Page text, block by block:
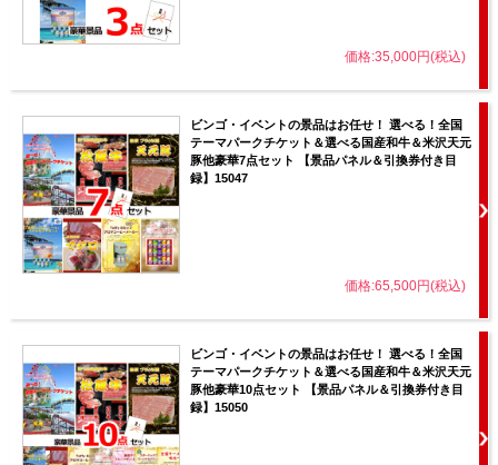
価格:35,000円(税込)
ビンゴ・イベントの景品はお任せ！ 選べる！全国
テーマパークチケット＆選べる国産和牛＆米沢天元
豚他豪華7点セット 【景品パネル＆引換券付き目
録】15047
価格:65,500円(税込)
ビンゴ・イベントの景品はお任せ！ 選べる！全国
テーマパークチケット＆選べる国産和牛＆米沢天元
豚他豪華10点セット 【景品パネル＆引換券付き目
録】15050